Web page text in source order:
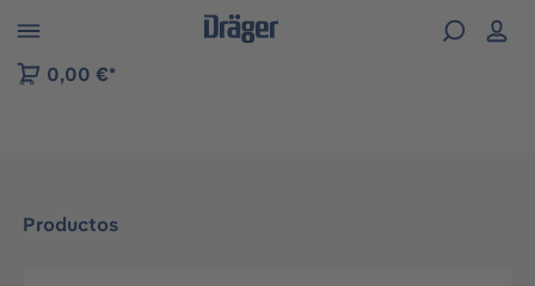
to B2B platform navigation
0,00 €*
Productos